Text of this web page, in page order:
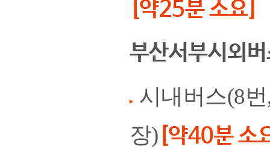
[약25분 소요]
부산서부시외
시내버스(8
장) [약40분 소